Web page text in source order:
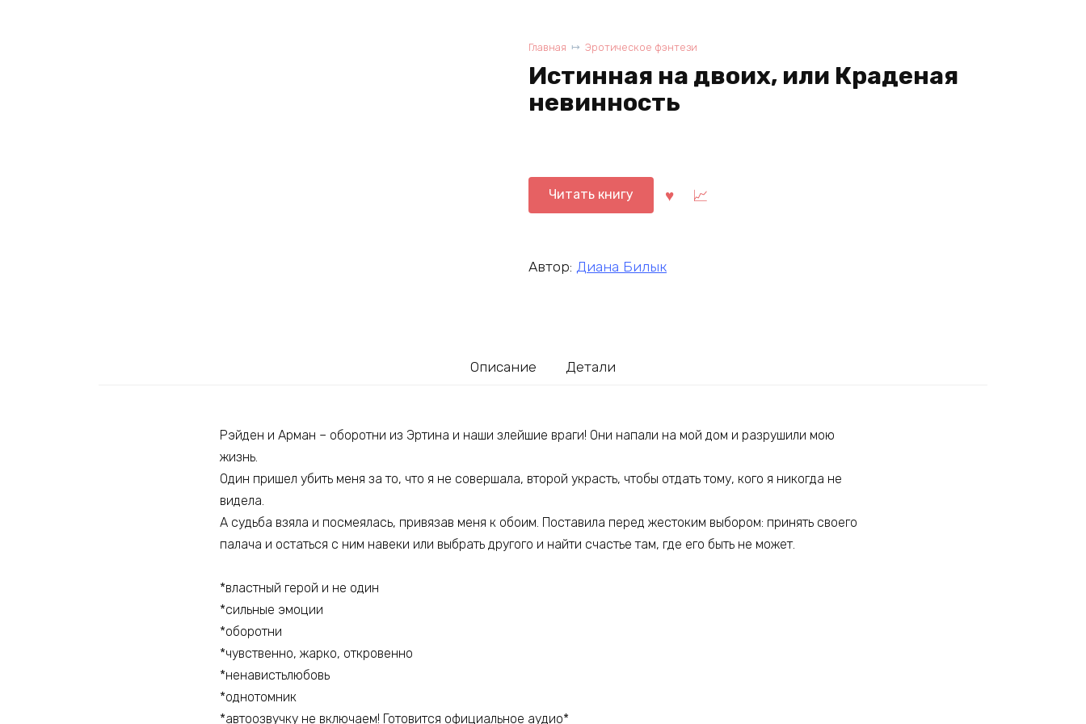
Главная Эротическое фэнтези
Истинная на двоих, или Краденая
невинность
Читать книгу
Автор: Диана Билык
Описание Детали
Рэйден и Арман – оборотни из Эртина и наши злейшие враги! Они напали на мой дом и разрушили мою
жизнь.
Один пришел убить меня за то, что я не совершала, второй украсть, чтобы отдать тому, кого я никогда не
видела.
А судьба взяла и посмеялась, привязав меня к обоим. Поставила перед жестоким выбором: принять своего
палача и остаться с ним навеки или выбрать другого и найти счастье там, где его быть не может.
*властный герой и не один
*сильные эмоции
*оборотни
*чувственно, жарко, откровенно
*ненавистьлюбовь
*однотомник
*автоозвучку не включаем! Готовится официальное аудио*